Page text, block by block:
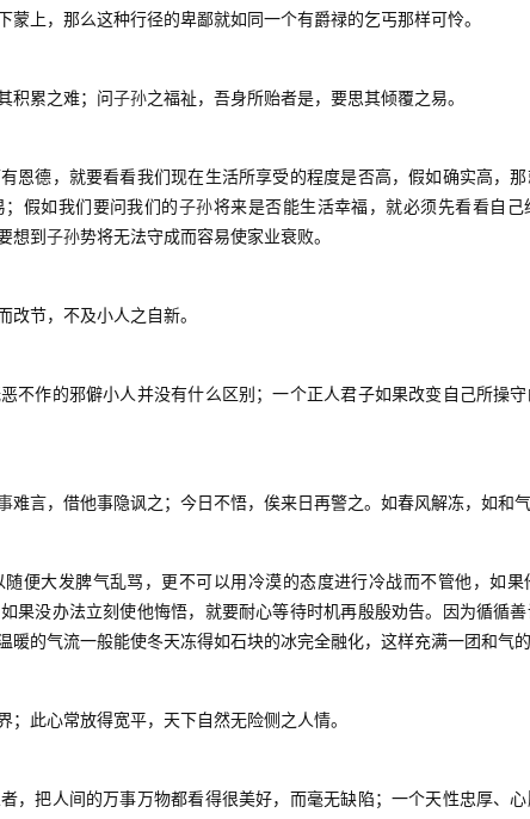
上，那么这种行径的卑鄙就如同一个有爵禄的乞丐那样可怜。
累之难；问 子孙之福祉，吾身所贻者是，要思其倾覆之易。
德，就要看看我们现在生活所享受的程度是否高，假如确实高，那
假如我们要问我们的子孙将来是否能生活幸福，就必须先看看自己
想到 子孙势将无法守成而容易使家业衰败。
节，不及小人之自新。
作的邪僻小人并没有什么区别；一个正人君子如果改变自己所操守
难言，借他事隐讽之；今日不悟，俟来日再警之。如春风解冻，如和
大发脾气乱骂，更不可以用冷漠的态度进行冷战而不管他，如果
果没办法立刻使他悔悟，就要耐心等待时机再殷殷劝告。因为循循
暖的气流一般能使冬天冻得如石块的冰完全融化，这样充满一团和气
此心常放得宽平，天下自然无险侧之人情。
把人间的万事万物都看得很美好，而毫无缺陷；一个天性忠厚、心